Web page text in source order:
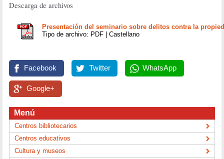
Descarga de archivos
Presentación del seminario sobre delitos contra la
Tipo de archivo: PDF | Castellano
Facebook Twitter WhatsApp
Google+
Menú
Centros bibliotecarios
Centros educativos
Cultura y museos